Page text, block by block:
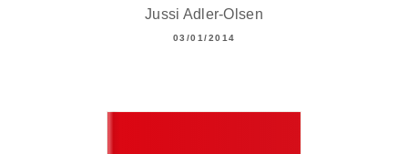
Jussi Adler-Olsen
03/01/2014